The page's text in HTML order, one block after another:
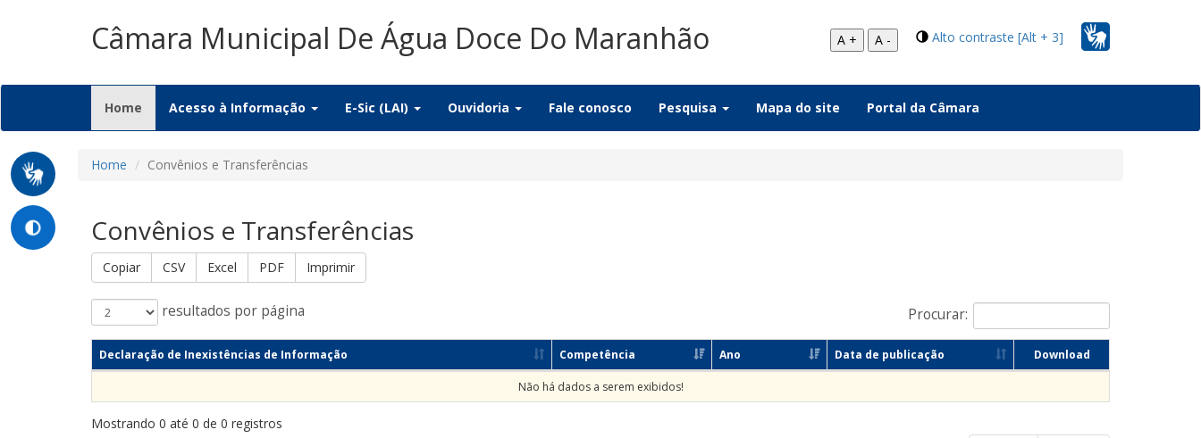
Câmara Municipal De Água Doce Do Maranhão Alto contraste [Alt + 3]
A + A -
Home (current)
Acesso à Informação E-Sic (LAI) Ouvidoria Fale conosco Pesquisa Mapa do site Portal da Câmara
Home Convênios e Transferências
Convênios e Transferências
Copiar CSV Excel PDF Imprimir
resultados por página Procurar:
Declaração de Inexistências de Informação Competência Ano Data de publicação Download
Não há dados a serem exibidos!
Mostrando 0 até 0 de 0 registros